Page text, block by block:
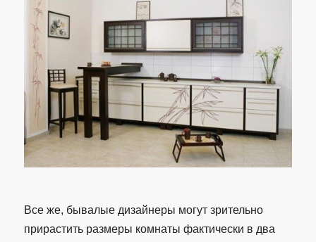
Все же, бывалые дизайнеры могут зрительно
прирастить размеры комнаты фактически в два